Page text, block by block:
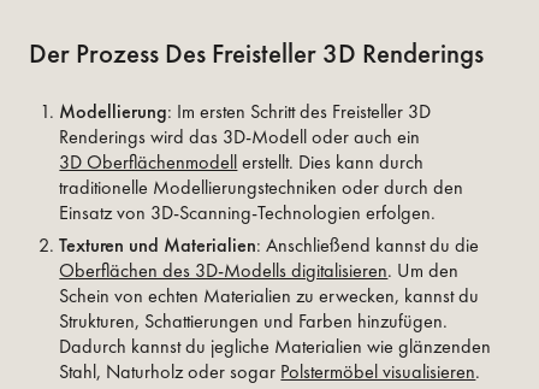
Der Prozess Des Freisteller 3D Renderings
Modellierung: Im ersten Schritt des Freisteller 3D
Renderings wird das 3D-Modell oder auch ein
3D Oberflächenmodellerstellt. Dies kann durch
traditionelle Modellierungstechniken oder durch den
Einsatz von 3D-Scanning-Technologien erfolgen.
Texturen und Materialien: Anschließend kannst du die
Oberflächen des 3D-Modells digitalisieren. Um den
Schein von echten Materialien zu erwecken, kannst du
Strukturen, Schattierungen und Farben hinzufügen.
Dadurch kannst du jegliche Materialien wie glänzenden
Stahl, Naturholz oder sogar Polstermöbel visualisieren.